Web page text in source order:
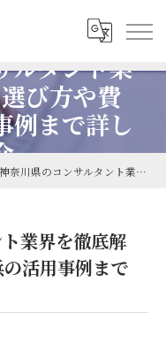
ルタント業
び方や費
例まで詳し
神奈川県のコンサルタント業界を徹底解説！選び方や費用・横浜の活用事例まで詳しく紹介
業界を徹底解
活用事例まで